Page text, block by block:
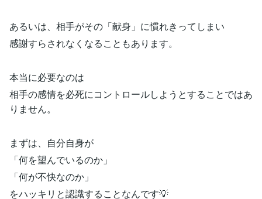
あるいは、相手がその「献身」に慣れきってしまい
感謝すらされなくなることもあります。
本当に必要なのは
相手の感情を必死にコントロールしようとすることではあ
りません。
まずは、自分自身が
「何を望んでいるのか」
「何が不快なのか」
をハッキリと認識することなんです💡